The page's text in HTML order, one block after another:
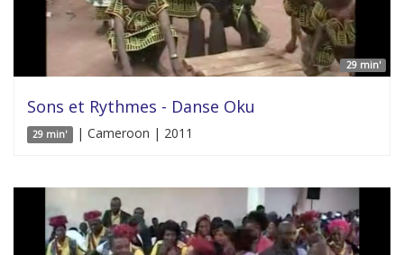
29 min'
Sons et Rythmes - Danse Oku
29 min' | Cameroon | 2011